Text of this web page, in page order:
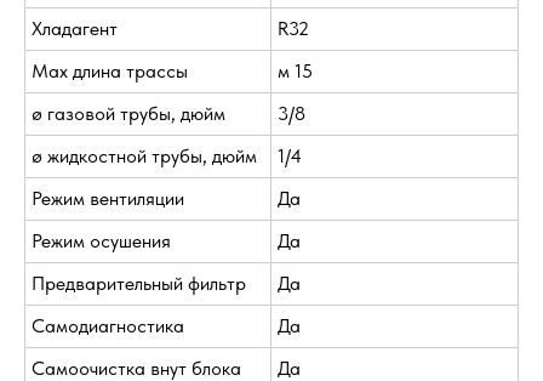
Хладагент
R32
Max длина трассы
м 15
ø газовой трубы, дюйм
3/8
ø жидкостной трубы, дюйм
1/4
Режим вентиляции
Да
Режим осушения
Да
Предварительный фильтр
Да
Самодиагностика
Да
Самоочистка внут блока
Да